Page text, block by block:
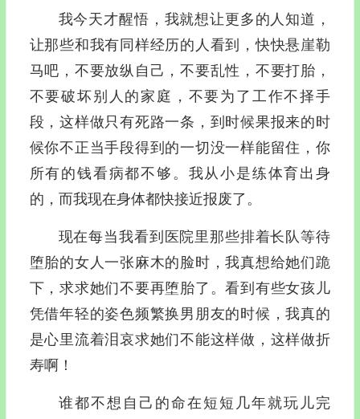
我今天才醒悟，我就想让更多的人知道，
让那些和我有同样经历的人看到，快快悬崖勒
马吧，不要放纵自己，不要乱性，不要打胎，
不要破坏别人的家庭，不要为了工作不择手
段，这样做只有死路一条，到时候果报来的时
候你不正当手段得到的一切没一样能留住，你
所有的钱看病都不够。我从小是练体育出身
的，而我现在身体都快接近报废了。
现在每当我看到医院里那些排着长队等待
堕胎的女人一张麻木的脸时，我真想给她们跪
下，求求她们不要再堕胎了。看到有些女孩儿
凭借年轻的姿色频繁换男朋友的时候，我真的
是心里流着泪哀求她们不能这样做，这样做折
寿啊！
谁都不想自己的命在短短几年就玩儿完